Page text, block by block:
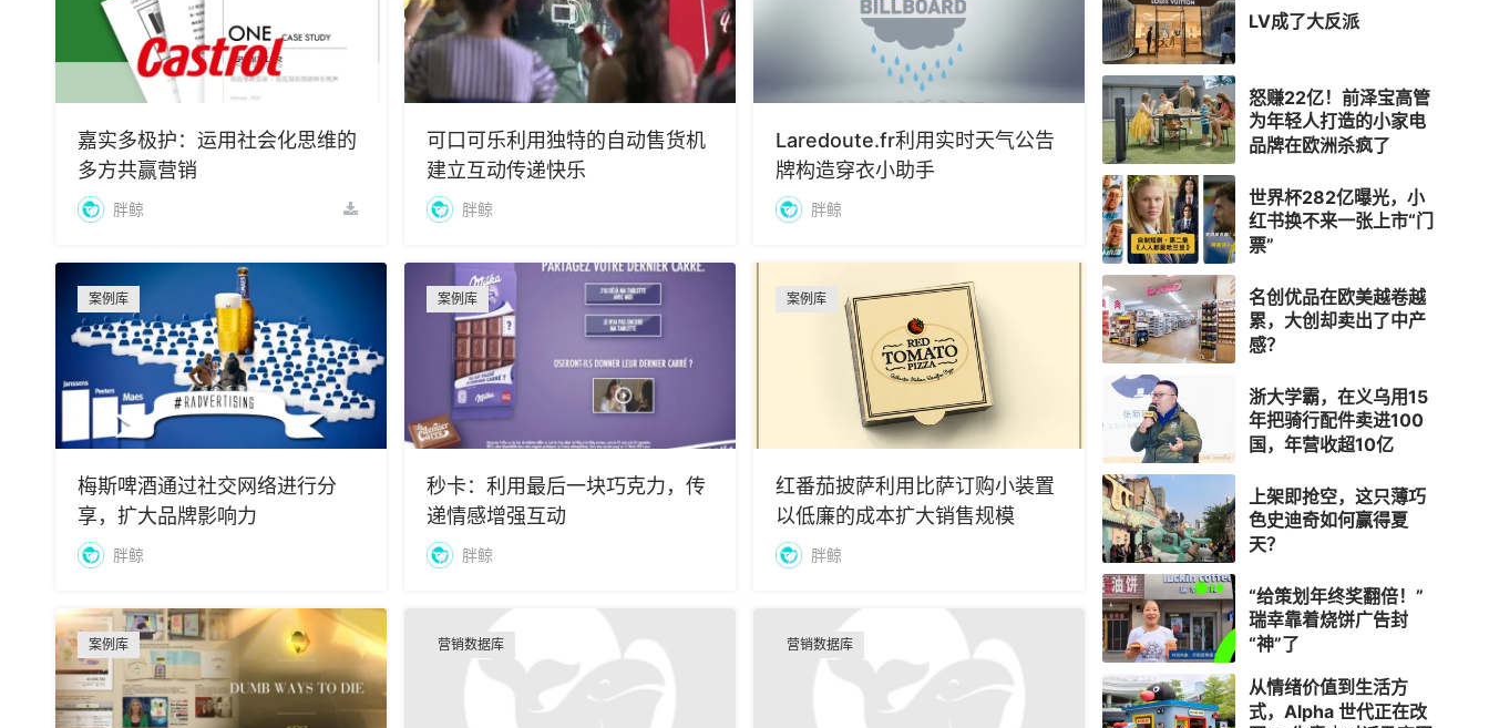
嘉实多极护：运用社会化思维的
多方共赢营销
胖鲸
可口可乐利用独特的自动售货机
建立互动传递快乐
胖鲸
Laredoute.fr利用实时天气公告
牌构造穿衣小助手
胖鲸
案例库
梅斯啤酒通过社交网络进行分
享，扩大品牌影响力
胖鲸
案例库
秒卡：利用最后一块巧克力，传
递情感增强互动
胖鲸
案例库
红番茄披萨利用比萨订购小装置
以低廉的成本扩大销售规模
胖鲸
案例库 营销数据库 营销数据库
LV成了大反派
怒赚22亿！前泽宝高管
为年轻人打造的小家电
品牌在欧洲杀疯了
世界杯282亿曝光，小
红书换不来一张上市“门
票”
名创优品在欧美越卷越
累，大创却卖出了中产
感？
浙大学霸，在义乌用15
年把骑行配件卖进100
国，年营收超10亿
上架即抢空，这只薄巧
色史迪奇如何赢得夏
天？
“给策划年终奖翻倍！”
瑞幸靠着烧饼广告封
“神”了
从情绪价值到生活方
式，Alpha 世代正在改